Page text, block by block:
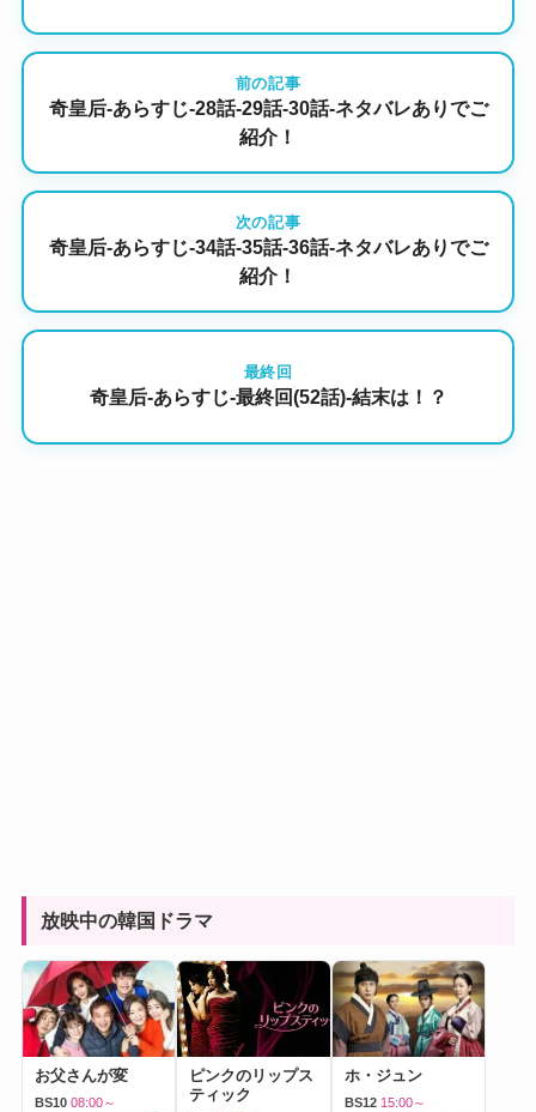
前の記事
奇皇后-あらすじ-28話-29話-30話-ネタバレありでご
紹介！
次の記事
奇皇后-あらすじ-34話-35話-36話-ネタバレありでご
紹介！
最終回
奇皇后-あらすじ-最終回(52話)-結末は！？
放映中の韓国ドラマ
お父さんが変
BS10 08:00～
ピンクのリップス
ティック
ホ・ジュン
BS12 15:00～